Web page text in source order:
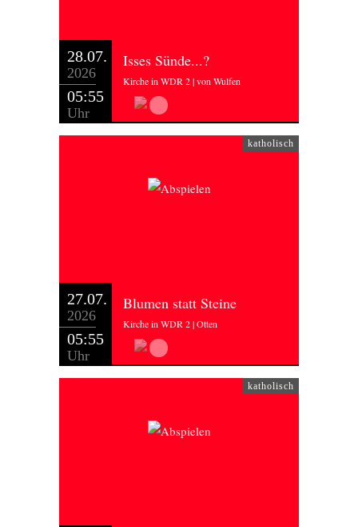
28.07.
2026
05:55
Uhr
Isses Sünde...?
Kirche in WDR 2 | von Wulfen
katholisch
27.07.
2026
05:55
Uhr
Blumen statt Steine
Kirche in WDR 2 | Otten
katholisch